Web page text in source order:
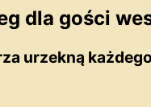
dla gości
urzekną